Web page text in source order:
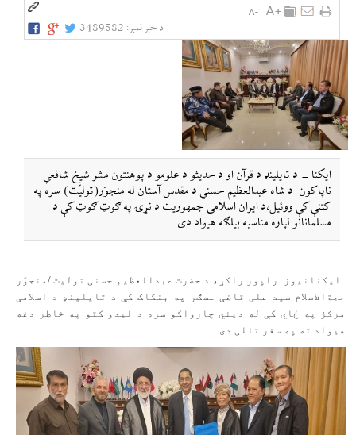
د خبر لمبر: 3489582
ایکنا - د تایلینډ د قرآن او د حدیثو د علومو د پوهنتون مشر شیخ شافعي
ناپاکون د شاه عبدالعظیم حسني د مقدس آستان له منجوَر(تولیّت) سره په
کتنې کې ووئیل،د ایران اسلامی جمهوریت د نړۍ په ګوټ ګوټ کې د
مسلمانانو لپاره مناسبه بیلګه هیواد دی.
ایکنانیوز راپور راکړ، د حضرت عبدالعظیم حسنی تولیت /منجوَر
حجةالاسلام سید علی قاضی عسګر په بنکاک کې د تایلینډ د اسلامی
مرکز په ځاي کې له دیني چارواکو سره د لیدو کتو په خاطر دغه
هیواد ته په سفر تللی دی.